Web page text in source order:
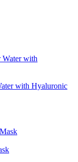
with Hyaluronic